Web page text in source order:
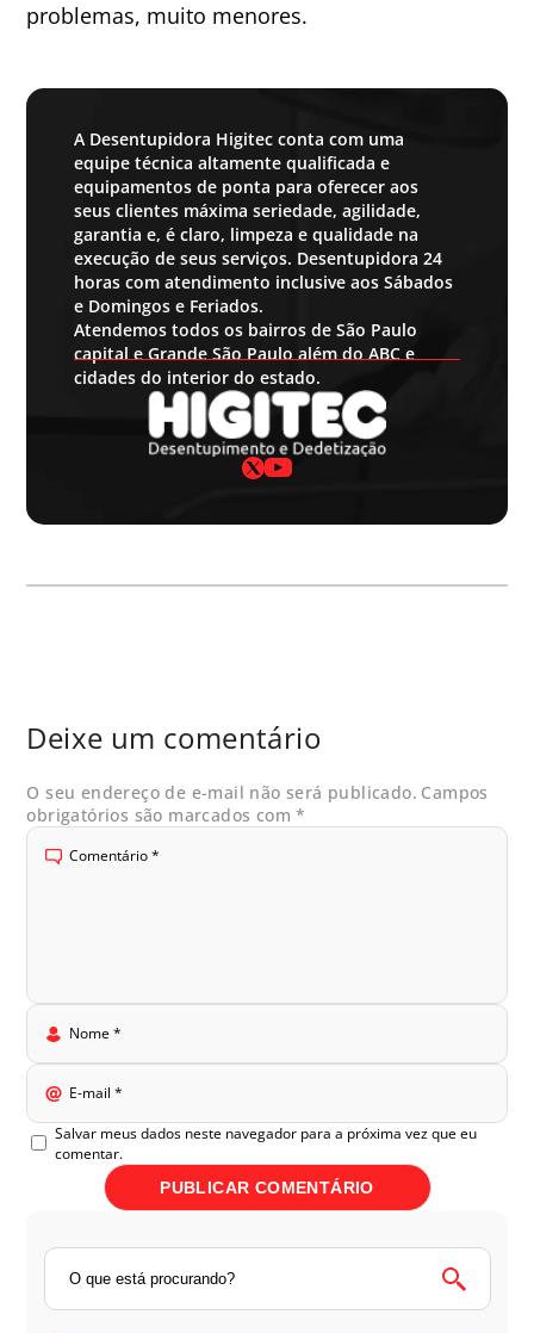
problemas, muito menores.
A Desentupidora Higitec conta com uma
equipe técnica altamente qualificada e
equipamentos de ponta para oferecer aos
seus clientes máxima seriedade, agilidade,
garantia e, é claro, limpeza e qualidade na
execução de seus serviços. Desentupidora 24
horas com atendimento inclusive aos Sábados
e Domingos e Feriados.
Atendemos todos os bairros de São Paulo
capital e Grande São Paulo além do ABC e
cidades do interior do estado.
Deixe um comentário
O seu endereço de e-mail não será publicado. Campos
obrigatórios são marcados com*
Comentário*
Nome*
E-mail*
Salvar meus dados neste navegador para a próxima vez que eu
comentar.